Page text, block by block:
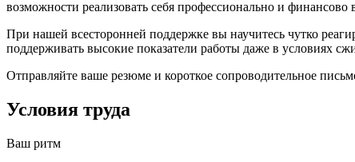
возможности реализовать себя профессионально и
При нашей всесторонней поддержке вы научитесь чутко
поддерживать высокие показатели работы даже в условиях
Отправляйте ваше резюме и короткое сопроводительное
Условия труда
Ваш ритм